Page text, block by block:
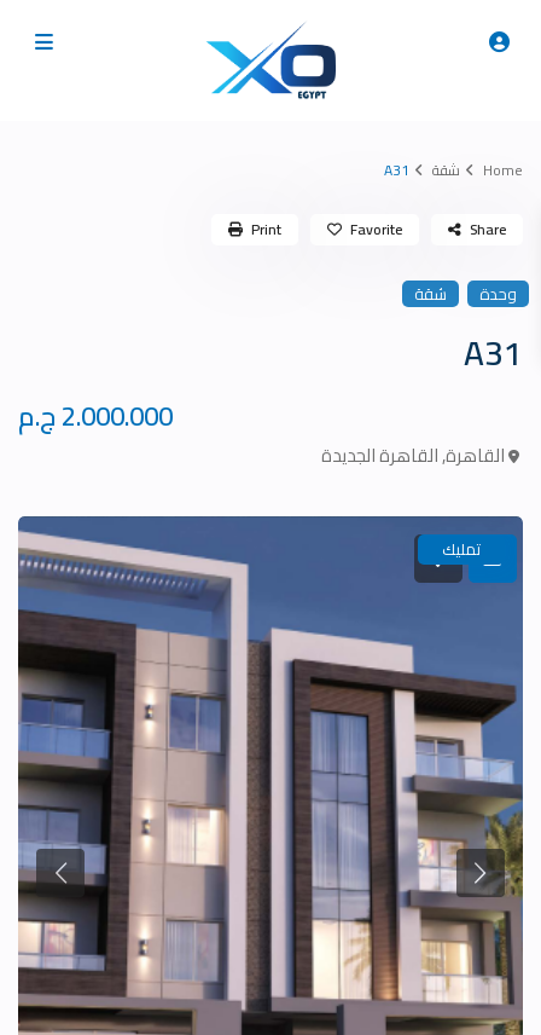
Home شقة A31
وحدة شقة
A31
2.000.000 ج.م
القاهرة,القاهرة الجديدة
Share
Favorite
Print
تمليك